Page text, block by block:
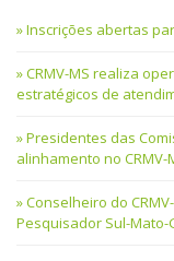
Inscrições abertas
CRMV-MS realiza
estratégicos de
Presidentes das
alinhamento no CRMV-
Conselheiro do
Pesquisador Sul-Mato-